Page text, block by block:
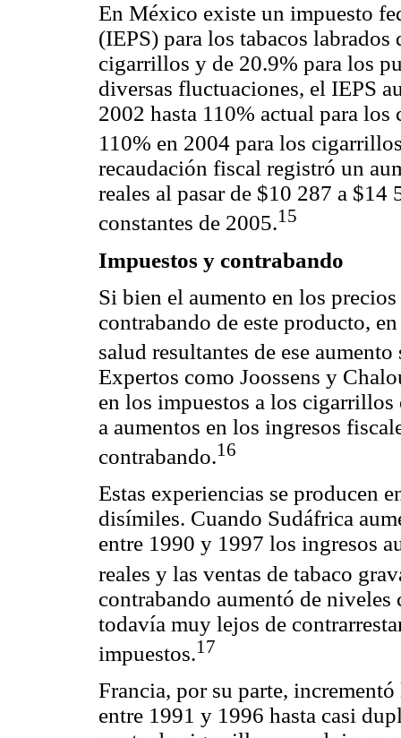
En México existe un impuesto
(IEPS) para los tabacos
cigarrillos y de 20.9% para los
diversas fluctuaciones, el IEPS
2002 hasta 110% actual para
110% en 2004 para los
recaudación fiscal registró un
reales al pasar de $10 287 a
constantes de 2005.15
Impuestos y contrabando
Si bien el aumento en los
contrabando de este producto,
salud resultantes de ese
Expertos como Joossens y
en los impuestos a los
a aumentos en los ingresos
contrabando.16
Estas experiencias se producen
disímiles. Cuando Sudáfrica
entre 1990 y 1997 los ingresos
reales y las ventas de tabaco
contrabando aumentó de
todavía muy lejos de
impuestos.17
Francia, por su parte,
entre 1991 y 1996 hasta casi